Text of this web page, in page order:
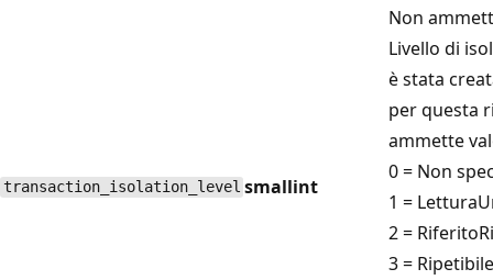
Non
transaction_isolation_level smallint
Livello di
è stata
per questa
ammette
0 = Non
1 =
2 =
3 = Ripetibile